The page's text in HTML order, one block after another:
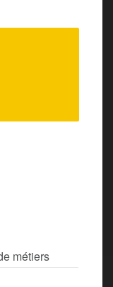
métiers